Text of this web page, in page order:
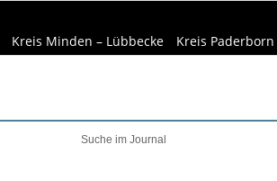
Kreis Minden – Lübbecke Kreis Paderborn